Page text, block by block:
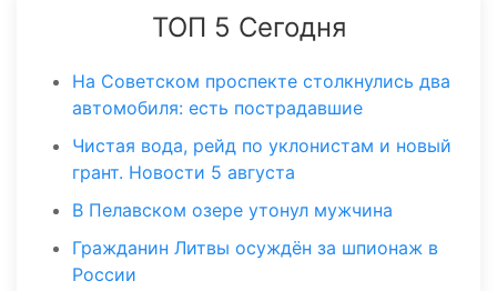
ТОП 5 Сегодня
На Советском проспекте столкнулись два
автомобиля: есть пострадавшие
Чистая вода, рейд по уклонистам и новый
грант. Новости 5 августа
В Пелавском озере утонул мужчина
Гражданин Литвы осуждён за шпионаж в
России